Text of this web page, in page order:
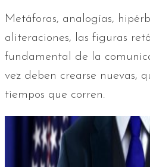
Metáforas, analogías,
aliteraciones, las figuras
fundamental de la
vez deben crearse nuevas,
tiempos que corren.